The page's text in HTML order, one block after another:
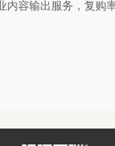
内容输出服务，复购